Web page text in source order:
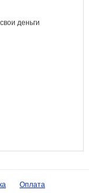
деньги
Оплата